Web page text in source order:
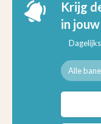
Krijg
in
Dagelijks
Alle